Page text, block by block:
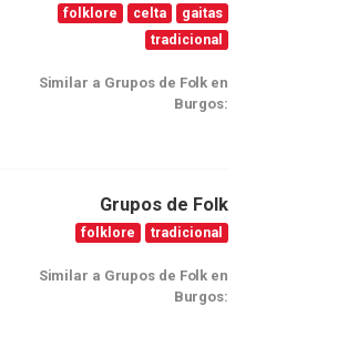
folklore celta
gaitas
tradicional
Similar a Grupos de Folk en
Burgos:
Grupos de Folk
folklore tradicional
Similar a Grupos de Folk en
Burgos: